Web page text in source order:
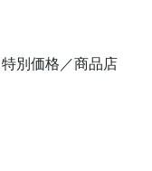
別価格／商品店